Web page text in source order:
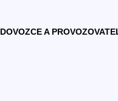
DOVOZCE A